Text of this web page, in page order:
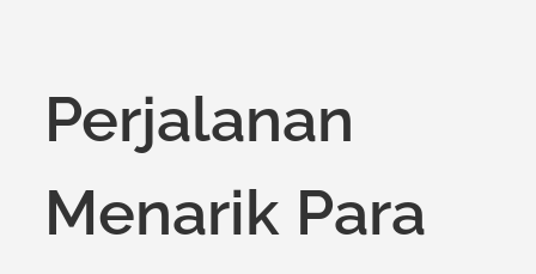
Perjalanan
Menarik Para